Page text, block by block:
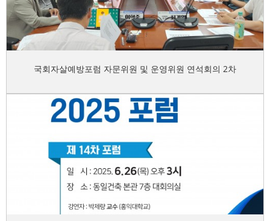
국회자살예방포럼 자문위원 및 운영위원 연석회의 2차